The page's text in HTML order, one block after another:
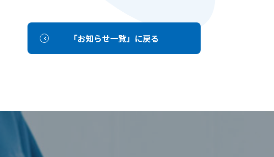
「お知らせ一覧」に戻る